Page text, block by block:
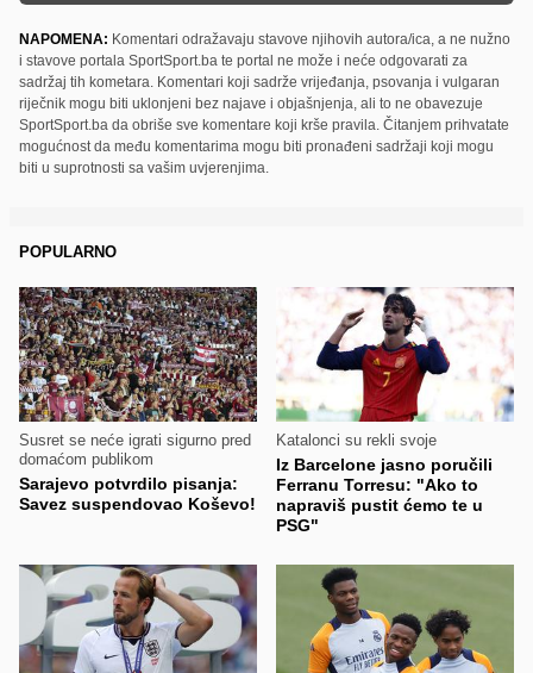
NAPOMENA: Komentari odražavaju stavove njihovih autora/ica, a ne nužno
i stavove portala SportSport.ba te portal ne može i neće odgovarati za
sadržaj tih kometara. Komentari koji sadrže vrijeđanja, psovanja i vulgaran
riječnik mogu biti uklonjeni bez najave i objašnjenja, ali to ne obavezuje
SportSport.ba da obriše sve komentare koji krše pravila. Čitanjem prihvatate
mogućnost da među komentarima mogu biti pronađeni sadržaji koji mogu
biti u suprotnosti sa vašim uvjerenjima.
POPULARNO
Susret se neće igrati sigurno pred
domaćom publikom
Sarajevo potvrdilo pisanja:
Savez suspendovao Koševo!
Katalonci su rekli svoje
Iz Barcelone jasno poručili
Ferranu Torresu: "Ako to
napraviš pustit ćemo te u
PSG"